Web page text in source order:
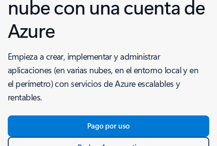
nube con una cuenta de
Azure
Empieza a crear, implementar y administrar
aplicaciones (en varias nubes, en el entorno local y en
el perímetro) con servicios de Azure escalables y
rentables.
Pago por uso